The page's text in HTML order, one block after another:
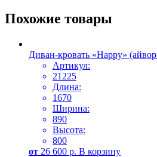
Похожие товары
Диван-кровать «Happy»
Артикул:
21225
Длина:
1670
Ширина:
890
Высота:
800
от 26 600 р. В корзину